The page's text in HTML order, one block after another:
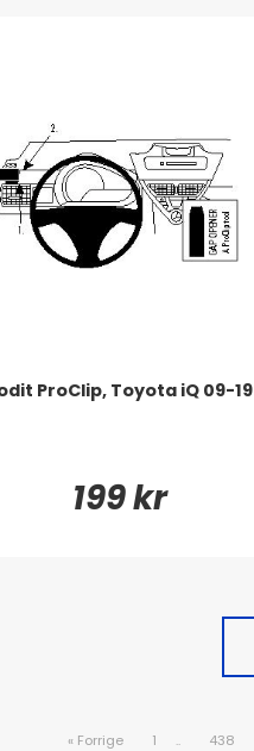
ProClip, Toyota iQ 09-19
199 kr
« Forrige 1 .. 438